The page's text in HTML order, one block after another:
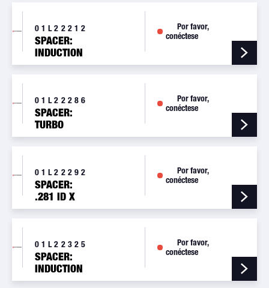
01L22212
SPACER:
INDUCTION
HOUSING
Por favor,
conéctese
01L22286
SPACER:
TURBO
MOUNTING
Por favor,
conéctese
01L22292
SPACER:
.281 ID X
.560 OD
Por favor,
conéctese
01L22325
SPACER:
INDUCTION
HSG, .95 LG
Por favor,
conéctese